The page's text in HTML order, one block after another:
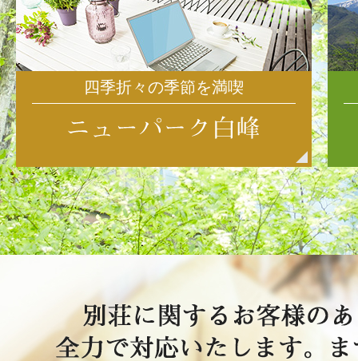
四季折々の季節を満喫